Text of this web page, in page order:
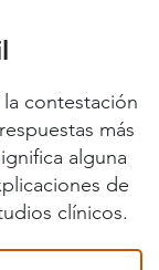
contestación
más
alguna
de
clínicos.